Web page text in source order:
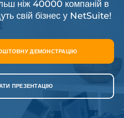
ніж 40000 компаній в
свій бізнес у NetSuite!
ДЕМОНСТРАЦІЮ
ПРЕЗЕНТАЦІЮ